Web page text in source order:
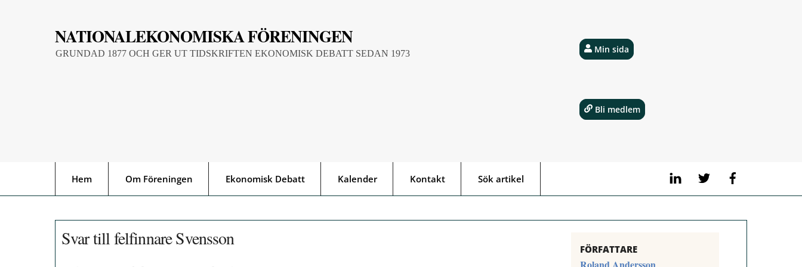
NATIONALEKONOMISKA FÖRENINGEN
GRUNDAD 1877 OCH GER UT TIDSKRIFTEN EKONOMISK DEBATT SEDAN 1973
LinkedIn Twitter
Hem Om Föreningen Ekonomisk Debatt Kalender Kontakt Sök artikel
Min sida
Bli medlem
Svar till felfinnare Svensson FÖRFATTARE